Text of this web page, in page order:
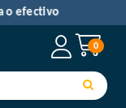
0
o efectivo